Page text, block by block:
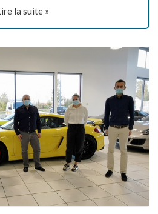
la suite »